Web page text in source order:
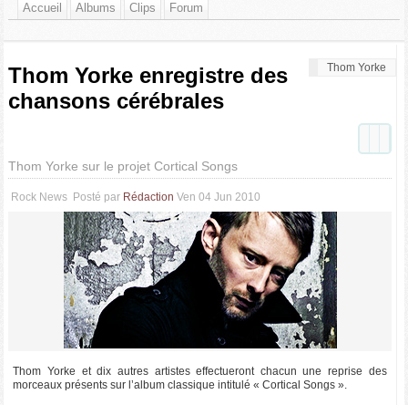
Accueil Albums Clips Forum
Thom Yorke
Thom Yorke enregistre des
chansons cérébrales
Thom Yorke sur le projet Cortical Songs
Rock News Posté par Rédaction Ven 04 Jun 2010
Thom Yorke et dix autres artistes effectueront chacun une reprise des
morceaux présents sur l’album classique intitulé « Cortical Songs ».